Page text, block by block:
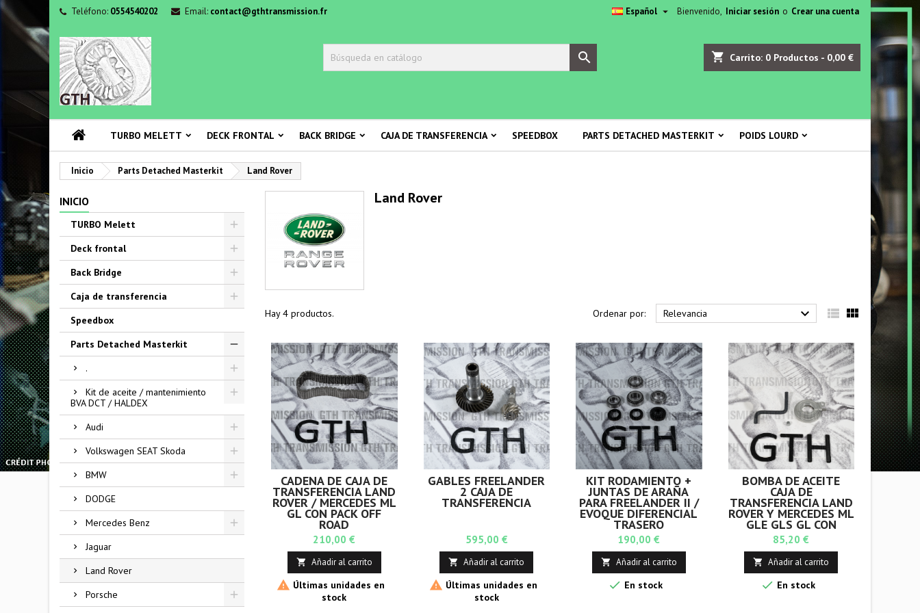
Teléfono: 0554540202 Email: contact@gthtransmission.fr Bienvenido, Iniciar sesión o Crear una cuenta
Español 
shopping_cart Carrito: 0 Productos - 0,00 €

TURBO MELETT DECK FRONTAL BACK BRIDGE CAJA DE TRANSFERENCIA SPEEDBOX PARTS DETACHED MASTERKIT POIDS LOURD
Inicio Parts Detached Masterkit Land Rover
INICIO
TURBO Melett
Deck frontal
Back Bridge
Caja de transferencia
Speedbox
Parts Detached Masterkit
.
Kit de aceite / mantenimiento
BVA DCT / HALDEX
Audi
Volkswagen SEAT Skoda
BMW
DODGE
Mercedes Benz
Jaguar
Land Rover
Porsche
Land Rover
Hay 4 productos. Ordenar por: Relevancia   
CADENA DE CAJA DE
TRANSFERENCIA LAND
ROVER / MERCEDES ML
GL CON PACK OFF
ROAD
Precio
210,00 €
 Añadir al carrito
 Últimas unidades en
stock
GABLES FREELANDER
2 CAJA DE
TRANSFERENCIA
Precio
595,00 €
 Añadir al carrito
 Últimas unidades en
stock
KIT RODAMIENTO +
JUNTAS DE ARAÑA
PARA FREELANDER II /
EVOQUE DIFERENCIAL
TRASERO
Precio
190,00 €
 Añadir al carrito
 En stock
BOMBA DE ACEITE
CAJA DE
TRANSFERENCIA LAND
ROVER Y MERCEDES ML
GLE GLS GL CON
PAQUETE OFF-ROAD
Precio
85,20 €
 Añadir al carrito
 En stock